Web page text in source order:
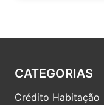
CATEGORIAS
Crédito Habitação